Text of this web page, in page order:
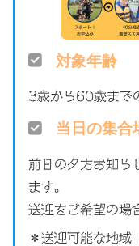
対象年齢
3歳から60歳まで
当日の集合
前日の夕方お知ら
ます。
送迎をご希望の場
＊送迎可能な地域